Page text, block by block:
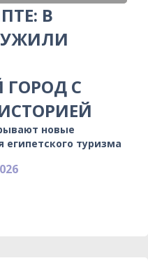
В
С
новые
туризма